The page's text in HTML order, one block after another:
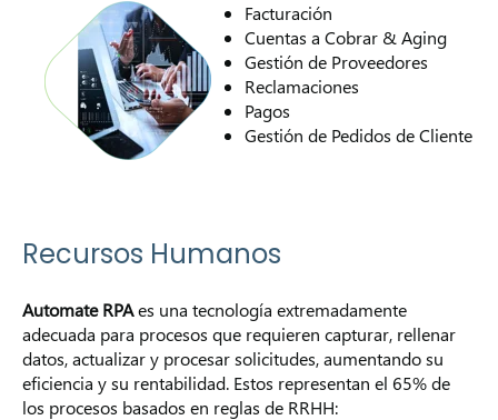
Facturación
Cuentas a Cobrar & Aging
Gestión de Proveedores
Reclamaciones
Pagos
Gestión de Pedidos de Cliente
Recursos Humanos
Automate RPAes una tecnología extremadamente
adecuada para procesos que requieren capturar, rellenar
datos, actualizar y procesar solicitudes, aumentando su
eficiencia y su rentabilidad. Estos representan el 65% de
los procesos basados en reglas de RRHH: